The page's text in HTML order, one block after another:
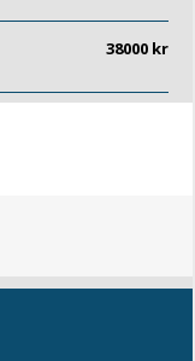
38000 kr